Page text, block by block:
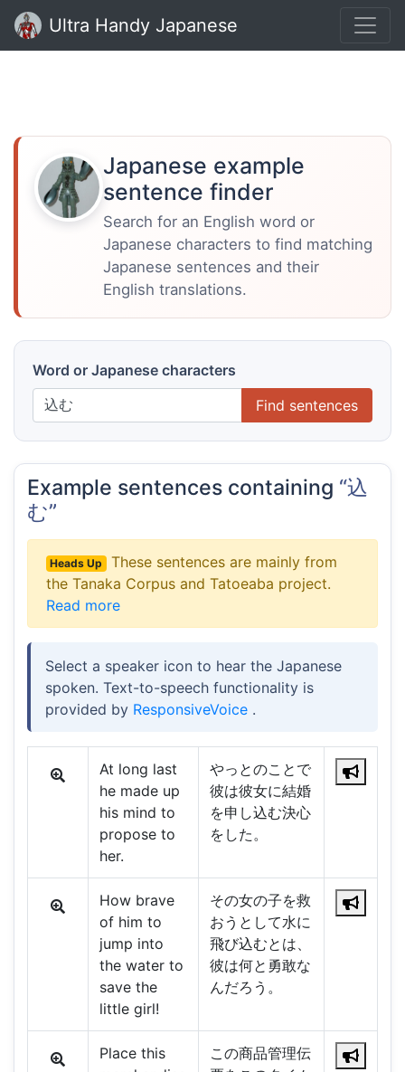
Ultra Handy Japanese
Japanese example
sentence finder
Search for an English word or
Japanese characters to find matching
Japanese sentences and their
English translations.
Word or Japanese characters
Find sentences
Example sentences containing “込
む”
Heads Up
These sentences are mainly from
the Tanaka Corpus and Tatoeaba project.
Read more
Select a speaker icon to hear the Japanese
spoken. Text-to-speech functionality is
provided by ResponsiveVoice .
At long last
he made up
his mind to
propose to
her.
やっとのことで
彼は彼女に結婚
を申し込む決心
をした。
How brave
of him to
jump into
the water to
save the
little girl!
その女の子を救
おうとして水に
飛び込むとは、
彼は何と勇敢な
んだろう。
Place this
この商品管理伝